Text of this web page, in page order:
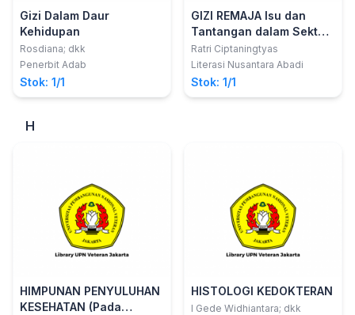
Gizi Dalam Daur
Kehidupan
Rosdiana; dkk
Penerbit Adab
Stok: 1/1
GIZI REMAJA Isu dan
Tantangan dalam Sektor
Kesehatan
Ratri Ciptaningtyas
Literasi Nusantara Abadi
Stok: 1/1
H
HIMPUNAN PENYULUHAN
KESEHATAN (Pada
HISTOLOGI KEDOKTERAN
I Gede Widhiantara; dkk